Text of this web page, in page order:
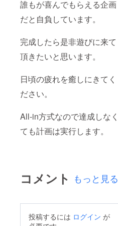
誰もが喜んでもらえる企画
だと自負しています。
完成したら是非遊びに来て
頂きたいと思います。
日頃の疲れを癒しにきてく
ださい。
All-in方式なので達成しなく
ても計画は実行します。
コメント もっと見る
投稿するには ログイン が